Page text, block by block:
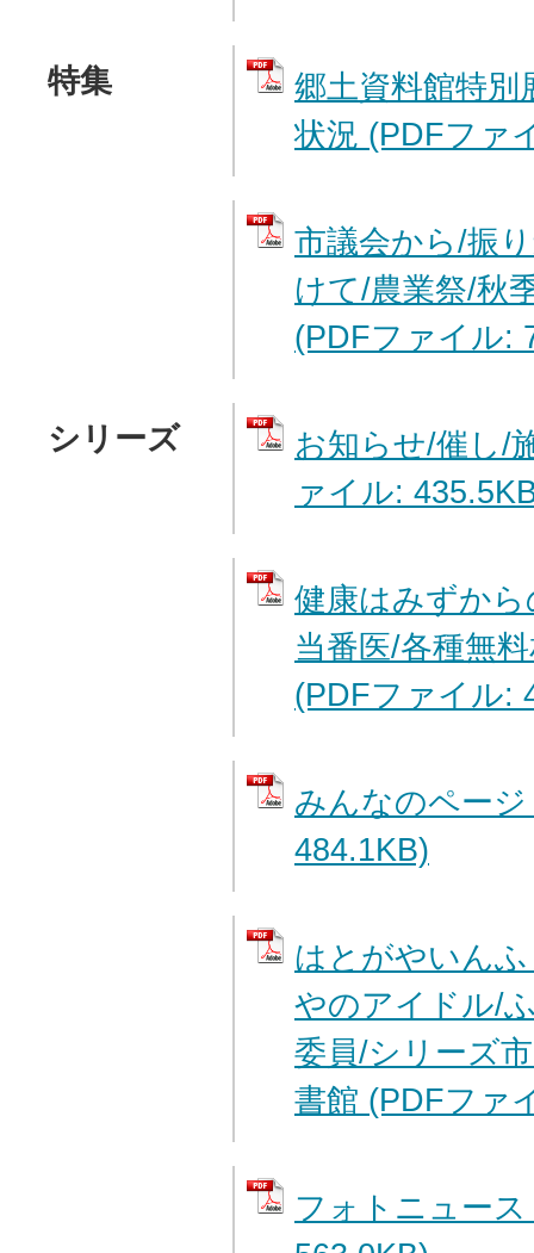
特集
郷土資料館特別
状況 (PDFファ
市議会から/振
けて/農業祭/秋
(PDFファイル:
シリーズ
お知らせ/催し/
ァイル:
健康はみずか
当番医/各種無
(PDFファイル:
みんなのペー
484.1KB)
はとがやいん
やのアイドル/
委員/シリーズ
書館 (PDFファ
フォトニュー